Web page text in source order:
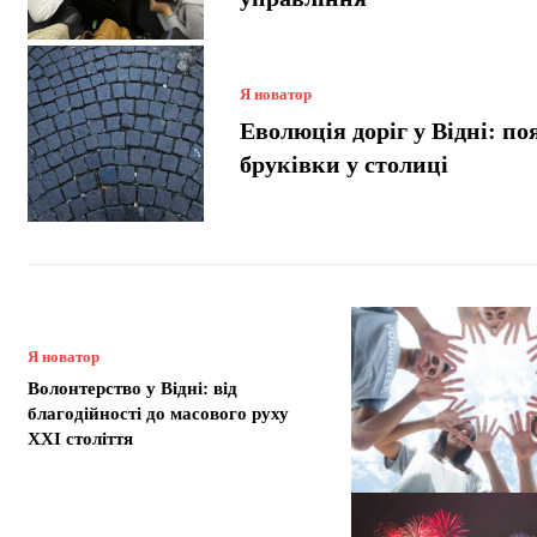
Я новатор
Еволюція доріг у Відні:
бруківки у столиці
Я новатор
Волонтерство у Відні: від
благодійності до масового руху
XXI століття